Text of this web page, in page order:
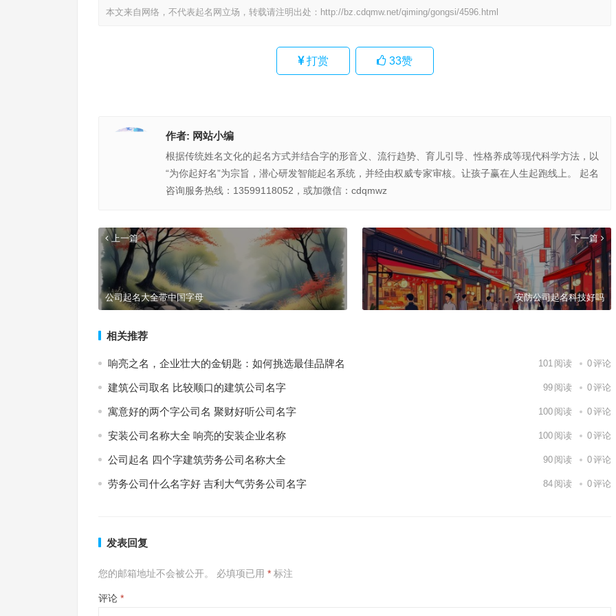
本文来自网络，不代表起名网立场，转载请注明出处： http://bz.cdqmw.net/qiming/gongsi/4596.html
打赏 33赞
作者: 网站小编
根据传统姓名文化的起名方式并结合字的形音义、流行趋势、育儿引导、性格养成等现代科学方法，以
“为你起好名”为宗旨，潜心研发智能起名系统，并经由权威专家审核。让孩子赢在人生起跑线上。 起名
咨询服务热线：13599118052，或加微信：cdqmwz
上一篇
公司起名大全带中国字母
下一篇
安防公司起名科技好吗
相关推荐
响亮之名，企业壮大的金钥匙：如何挑选最佳品牌名 101 阅读 0评论
建筑公司取名 比较顺口的建筑公司名字 99 阅读 0评论
寓意好的两个字公司名 聚财好听公司名字 100 阅读 0评论
安装公司名称大全 响亮的安装企业名称 100 阅读 0评论
公司起名 四个字建筑劳务公司名称大全 90 阅读 0评论
劳务公司什么名字好 吉利大气劳务公司名字 84 阅读 0评论
发表回复
您的邮箱地址不会被公开。 必填项已用 * 标注
评论 *